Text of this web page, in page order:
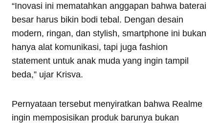
“Inovasi ini mematahkan anggapan bahwa baterai
besar harus bikin bodi tebal. Dengan desain
modern, ringan, dan stylish, smartphone ini bukan
hanya alat komunikasi, tapi juga fashion
statement untuk anak muda yang ingin tampil
beda,” ujar Krisva.
Pernyataan tersebut menyiratkan bahwa Realme
ingin memposisikan produk barunya bukan